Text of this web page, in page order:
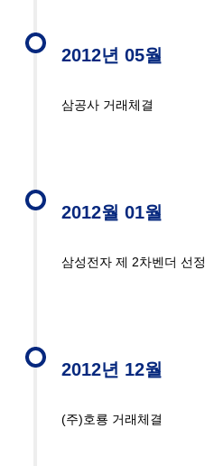
2012년 05월
삼공사 거래체결
2012월 01월
삼성전자 제 2차벤더 선정
2012년 12월
(주)호룡 거래체결